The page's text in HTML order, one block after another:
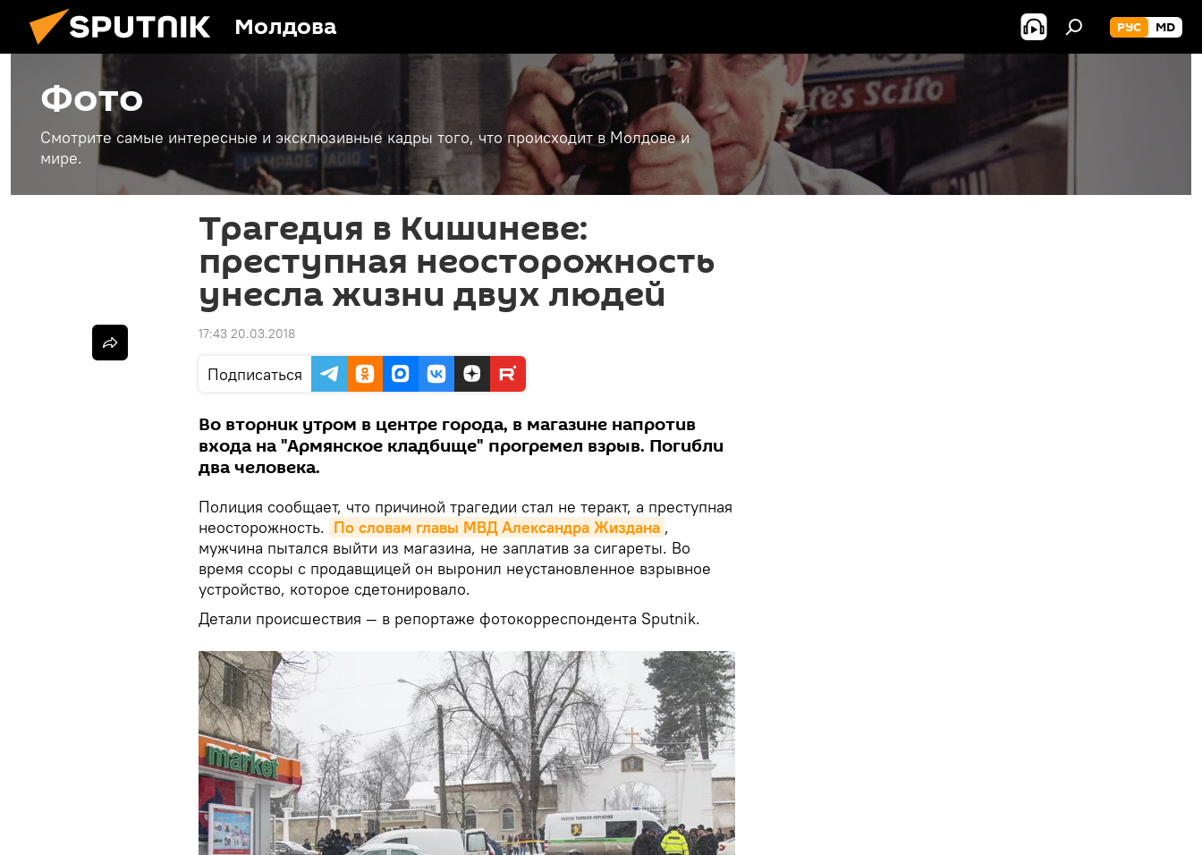
Молдова РУС MD
Фото
Смотрите самые интересные и эксклюзивные кадры того, что происходит в Молдове и
мире.
Трагедия в Кишиневе:
преступная неосторожность
унесла жизни двух людей
17:43 20.03.2018
Подписаться
Во вторник утром в центре города, в магазине напротив
входа на "Армянское кладбище" прогремел взрыв. Погибли
два человека.
Полиция сообщает, что причиной трагедии стал не теракт, а преступная
неосторожность. По словам главы МВД Александра Жиздана ,
мужчина пытался выйти из магазина, не заплатив за сигареты. Во
время ссоры с продавщицей он выронил неустановленное взрывное
устройство, которое сдетонировало.
Детали происшествия — в репортаже фотокорреспондента Sputnik.